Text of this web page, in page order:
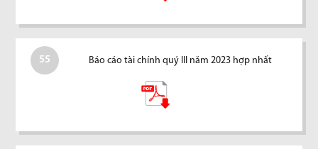
55 Báo cáo tài chính quý III năm 2023 hợp nhất